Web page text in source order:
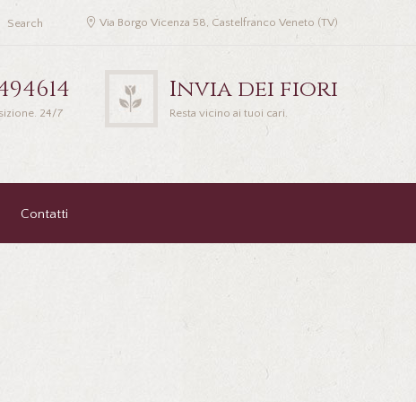
Via Borgo Vicenza 58, Castelfranco Veneto (TV)
24/7
Invia dei fiori
Resta vicino ai tuoi cari.
Contatti